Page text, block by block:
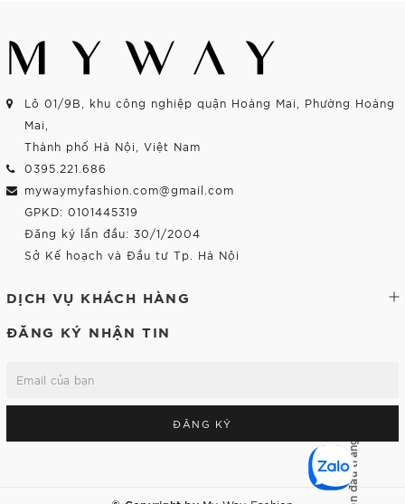
Lô 01/9B, khu công nghiệp quận Hoàng Mai, Phường Hoàng
Mai,
Thành phố Hà Nội, Việt Nam
0395.221.686
mywaymyfashion.com@gmail.com
GPKD: 0101445319
Đăng ký lần đầu: 30/1/2004
Sở Kế hoạch và Đầu tư Tp. Hà Nội
DỊCH VỤ KHÁCH HÀNG
ĐĂNG KÝ NHẬN TIN
ĐĂNG KÝ
Lên đầu trang